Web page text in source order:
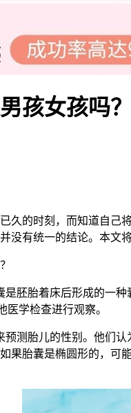
孩女孩吗
的时刻，而知道自己
没有统一的结论。本文
胎着床后形成的一种
学检查进行观察。
胎儿的性别。他们认
果胎囊是椭圆形的，可